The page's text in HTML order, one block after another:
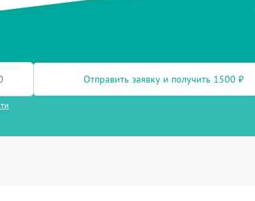
Отправить заявку и получить 1500 ₽